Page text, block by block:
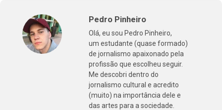
Pedro Pinheiro
Olá, eu sou Pedro Pinheiro,
um estudante (quase formado)
de jornalismo apaixonado pela
profissão que escolheu seguir.
Me descobri dentro do
jornalismo cultural e acredito
(muito) na importância dele e
das artes para a sociedade.